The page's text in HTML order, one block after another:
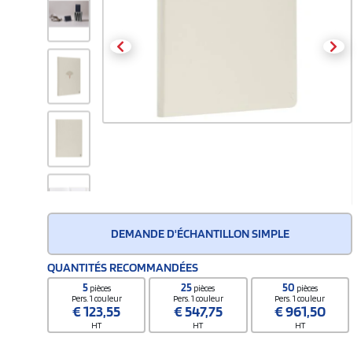
DEMANDE D'ÉCHANTILLON SIMPLE
QUANTITÉS RECOMMANDÉES
5 pièces
Pers. 1 couleur
€123,55
HT
25 pièces
Pers. 1 couleur
€547,75
HT
50 pièces
Pers. 1 couleur
€961,50
HT